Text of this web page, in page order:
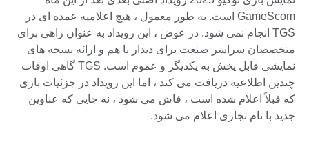
GameScom است. به طور معمول ، هیچ اعلامیه عمده ای در
TGS انجام نمی شود. در عوض ، این رویداد به عنوان راهی برای
متخصصان سراسر صنعت برای دیدار با هم و ارائه نسخه های
نمایشی قابل پخش به یکدیگر و عموم است. TGS گاهی اوقات
چندین اطلاعیه دریافت می کند ، اما این رویداد در جزئیات بازی
که قبلاً اعلام شده است ، فاش می شود ، نه جایی که عناوین
جدید با نام تجاری اعلام می شود.